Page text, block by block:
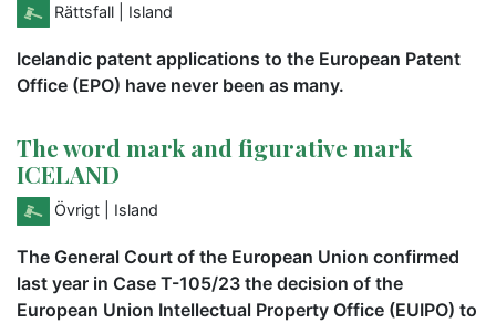
Rättsfall | Island
Icelandic patent applications to the European Patent
Office (EPO) have never been as many.
The word mark and figurative mark
ICELAND
Övrigt | Island
The General Court of the European Union confirmed
last year in Case T-105/23 the decision of the
European Union Intellectual Property Office (EUIPO) to